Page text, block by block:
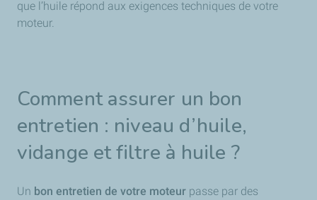
que l’huile répond aux exigences techniques de votre
moteur.
Comment assurer un bon
entretien : niveau d’huile,
vidange et filtre à huile ?
Un bon entretien de votre moteur passe par des